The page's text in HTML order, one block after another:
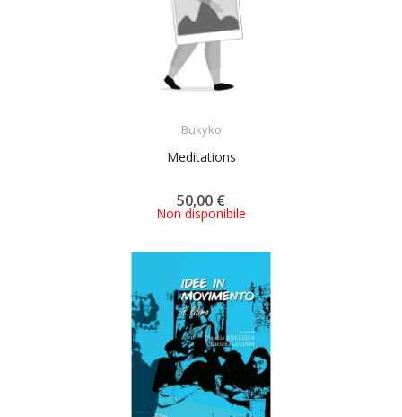
Bukyko
Meditations
50,00 €
Non disponibile